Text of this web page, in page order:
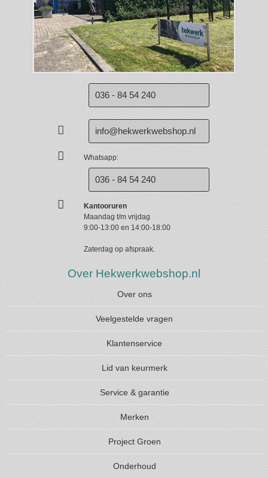
036 - 84 54 240
info@hekwerkwebshop.nl
Whatsapp:
036 - 84 54 240
Kantooruren
Maandag t/m vrijdag
9:00-13:00 en 14:00-18:00
Zaterdag op afspraak.
Over Hekwerkwebshop.nl
Over ons
Veelgestelde vragen
Klantenservice
Lid van keurmerk
Service & garantie
Merken
Project Groen
Onderhoud